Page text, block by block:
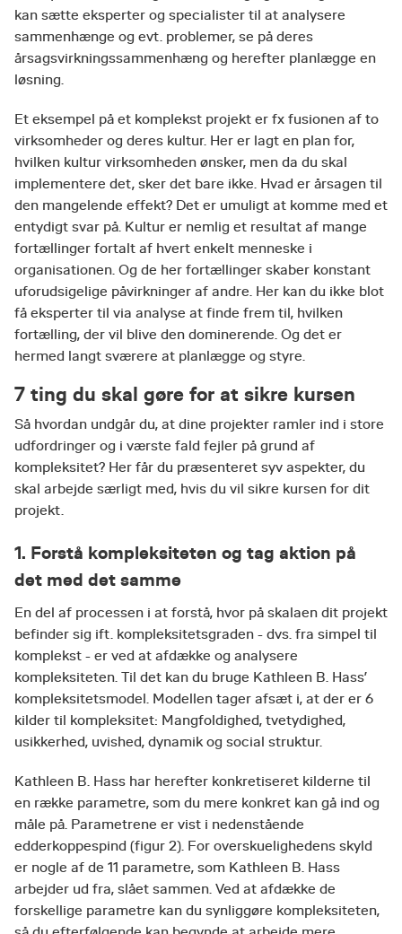
kan sætte eksperter og specialister til at analysere
sammenhænge og evt. problemer, se på deres
årsagsvirkningssammenhæng og herefter planlægge en
løsning.
Et eksempel på et komplekst projekt er fx fusionen af to
virksomheder og deres kultur. Her er lagt en plan for,
hvilken kultur virksomheden ønsker, men da du skal
implementere det, sker det bare ikke. Hvad er årsagen til
den mangelende effekt? Det er umuligt at komme med et
entydigt svar på. Kultur er nemlig et resultat af mange
fortællinger fortalt af hvert enkelt menneske i
organisationen. Og de her fortællinger skaber konstant
uforudsigelige påvirkninger af andre. Her kan du ikke blot
få eksperter til via analyse at finde frem til, hvilken
fortælling, der vil blive den dominerende. Og det er
hermed langt sværere at planlægge og styre.
7 ting du skal gøre for at sikre kursen
Så hvordan undgår du, at dine projekter ramler ind i store
udfordringer og i værste fald fejler på grund af
kompleksitet? Her får du præsenteret syv aspekter, du
skal arbejde særligt med, hvis du vil sikre kursen for dit
projekt.
1. Forstå kompleksiteten og tag aktion på
det med det samme
En del af processen i at forstå, hvor på skalaen dit projekt
befinder sig ift. kompleksitetsgraden - dvs. fra simpel til
komplekst - er ved at afdække og analysere
kompleksiteten. Til det kan du bruge Kathleen B. Hass’
kompleksitetsmodel. Modellen tager afsæt i, at der er 6
kilder til kompleksitet: Mangfoldighed, tvetydighed,
usikkerhed, uvished, dynamik og social struktur.
Kathleen B. Hass har herefter konkretiseret kilderne til
en række parametre, som du mere konkret kan gå ind og
måle på. Parametrene er vist i nedenstående
edderkoppespind (figur 2). For overskuelighedens skyld
er nogle af de 11 parametre, som Kathleen B. Hass
arbejder ud fra, slået sammen. Ved at afdække de
forskellige parametre kan du synliggøre kompleksiteten,